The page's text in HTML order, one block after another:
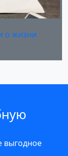
о жизни
выгодное